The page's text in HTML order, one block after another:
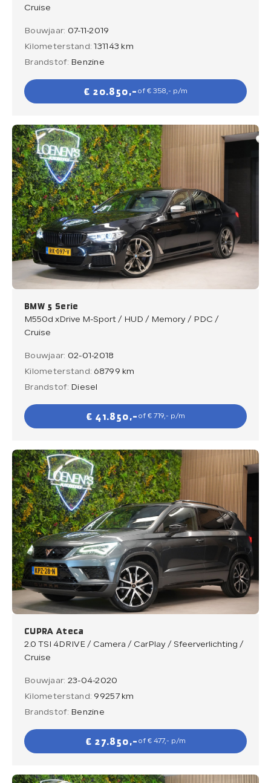
Cruise
Bouwjaar: 07-11-2019
Kilometerstand:131143 km
Brandstof: Benzine
€ 20.850,- of € 358,- p/m
BMW 5 Serie
M550d xDrive M-Sport / HUD / Memory / PDC /
Cruise
Bouwjaar: 02-01-2018
Kilometerstand: 68799 km
Brandstof: Diesel
€ 41.850,- of € 719,- p/m
CUPRA Ateca
2.0 TSI 4DRIVE / Camera / CarPlay / Sfeerverlichting /
Cruise
Bouwjaar: 23-04-2020
Kilometerstand: 99257 km
Brandstof: Benzine
€ 27.850,- of € 477,- p/m